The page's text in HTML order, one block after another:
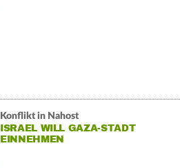
Konflikt in Nahost
ISRAEL WILL GAZA-STADT
EINNEHMEN